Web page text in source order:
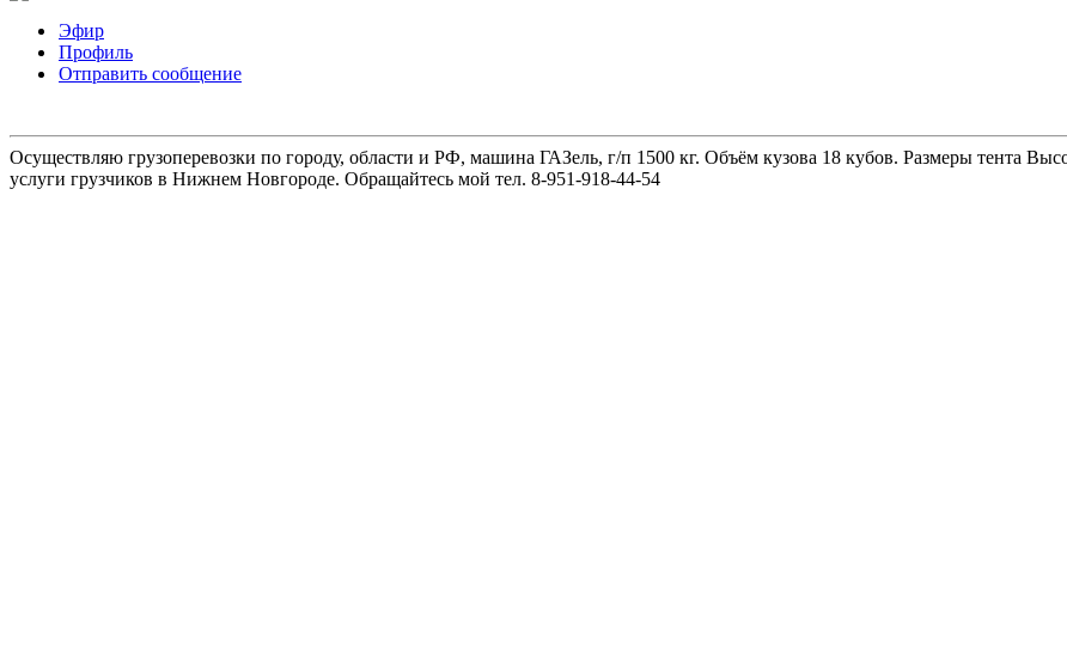
Эфир
Профиль
Отправить сообщение
Осуществляю грузоперевозки по городу, области и РФ, машина ГАЗель, г/п 1500 кг. Объём кузова 18 кубов. Размеры тента
услуги грузчиков в Нижнем Новгороде. Обращайтесь мой тел. 8-951-918-44-54